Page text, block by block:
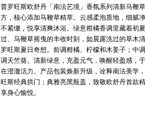
普罗旺斯欧舒丹「南法艺境」香氛系列清新马鞭
方，核心添加马鞭草精萃。云感柔泡质地，细腻
不紧绷，悦享清爽沐浴。绿意柑橘香调里藏着初
过、马鞭草摇曳的丰收时刻，如晨露洗过的草木
罗旺斯夏日奇想。前调柑橘、柠檬和木姜子；中
调天竺葵。清新绿意，充盈元气，唤醒轻盈感，
在澄澈活力。产品包装焕新升级，诠释南法美学
旺斯经典拱门；典雅亮黑瓶盖，致敬欧舒丹首款
享身心愉悦。